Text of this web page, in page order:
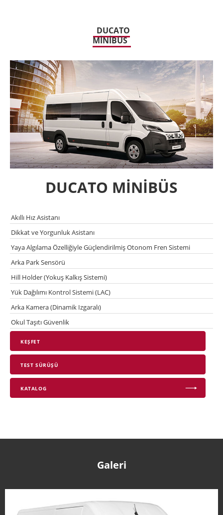
DUCATO
MİNİBÜS
DUCATO MİNİBÜS
Akıllı Hız Asistanı
Dikkat ve Yorgunluk Asistanı
Yaya Algılama Özelliğiyle Güçlendirilmiş Otonom Fren Sistemi
Arka Park Sensörü
Hill Holder (Yokuş Kalkış Sistemi)
Yük Dağılımı Kontrol Sistemi (LAC)
Arka Kamera (Dinamik Izgaralı)
Okul Taşıtı Güvenlik
KEŞFET
TEST SÜRÜŞÜ
KATALOG
Galeri